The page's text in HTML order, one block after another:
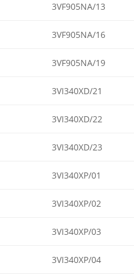
3VF905NA/13
3VF905NA/16
3VF905NA/19
3VI340XD/21
3VI340XD/22
3VI340XD/23
3VI340XP/01
3VI340XP/02
3VI340XP/03
3VI340XP/04